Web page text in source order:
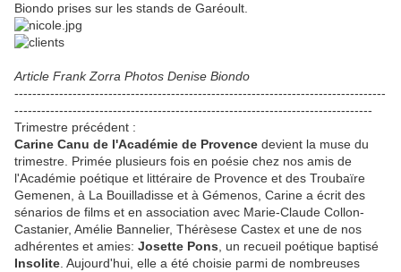
Biondo prises sur les stands de Garéoult.
Article Frank Zorra Photos Denise Biondo
-----------------------------------------------------------------------------------
--------------------------------------------------------------------------------
Trimestre précédent :
Carine Canu de l'Académie de Provence devient la muse du
trimestre. Primée plusieurs fois en poésie chez nos amis de
l'Académie poétique et littéraire de Provence et des Troubaïre
Gemenen, à La Bouilladisse et à Gémenos, Carine a écrit des
sénarios de films et en association avec Marie-Claude Collon-
Castanier, Amélie Bannelier, Thérèsese Castex et une de nos
adhérentes et amies: Josette Pons , un recueil poétique baptisé
Insolite . Aujourd'hui, elle a été choisie parmi de nombreuses